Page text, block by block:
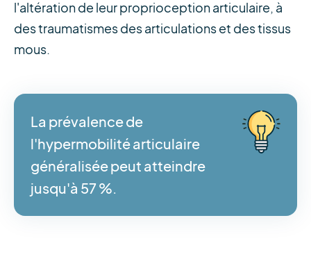
l'altération de leur proprioception articulaire, à
des traumatismes des articulations et des tissus
mous.
La prévalence de
l'hypermobilité articulaire
généralisée peut atteindre
jusqu'à 57 %.